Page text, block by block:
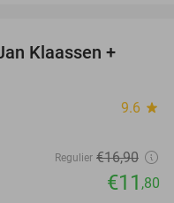
Klaassen +
9.6 star
Regulier €16,90
€11 ,80